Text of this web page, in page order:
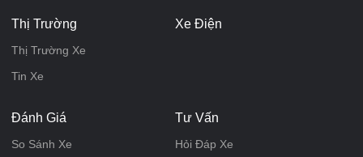
Thị Trường
Thị Trường Xe
Tin Xe
Xe Điện
Đánh Giá
So Sánh Xe
Tư Vấn
Hỏi Đáp Xe